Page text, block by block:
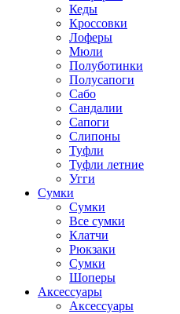
Кеды
Кроссовки
Лоферы
Мюли
Полуботинки
Полусапоги
Сабо
Сандалии
Сапоги
Слипоны
Туфли
Туфли летние
Угги
Сумки
Сумки
Все сумки
Клатчи
Рюкзаки
Сумки
Шоперы
Аксессуары
Аксессуары